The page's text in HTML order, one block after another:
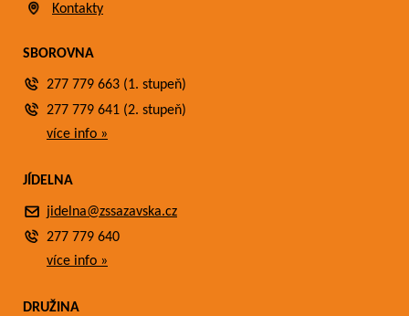
Kontakty
SBOROVNA
277 779 663 (1. stupeň)
277 779 641 (2. stupeň)
více info »
JÍDELNA
jidelna@zssazavska.cz
277 779 640
více info »
DRUŽINA